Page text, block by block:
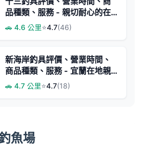
品種類、服務 - 親切耐心的在
地釣具店
🚗 4.6 公里⭐4.7(46)
新海岸釣具評價、營業時間、
商品種類、服務 - 宜蘭在地親
切釣具店
🚗 4.7 公里⭐4.7(18)
魚場